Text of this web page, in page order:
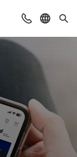
Beratung &
Sprache